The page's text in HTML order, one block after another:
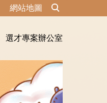
網站地圖
選才專案辦公室